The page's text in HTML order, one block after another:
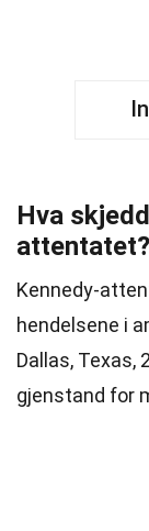
Hva
attentatet?
Kennedy-
hendelsene i
Dallas, Texas,
gjenstand for